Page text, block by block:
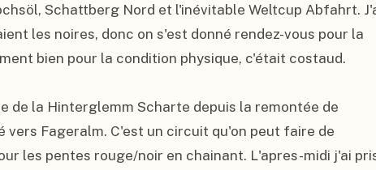
Schattberg Nord et l'inévitable Weltcup Abfahrt.
les noires, donc on s'est donné rendez-vous pour la
bien pour la condition physique, c'était costaud.
de la Hinterglemm Scharte depuis la remontée de
vers Fageralm. C'est un circuit qu'on peut faire de
les pentes rouge/noir en chainant. L'apres-midi j'ai